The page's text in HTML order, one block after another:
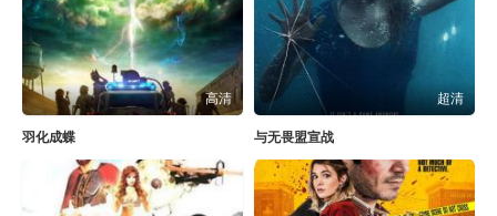
高清
羽化成蝶
超清
与无畏盟宣战